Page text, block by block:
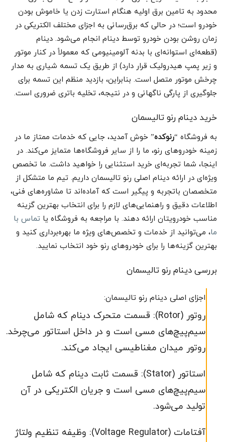
محدود به تامین برق اولیه هنگام استارت زدن یا خاموش بودن
خودرو است؛ در حالی که برق‌رسانی به اجزای مختلف الکتریکی در
زمان روشن بودن خودرو توسط دینام انجام می‌شود. دینام
(قطعه‌ای استوانه‌ای با بدنه آلومینیومی که معمولاً در کنار موتور
و زیر پمپ هیدرولیک قرار دارد) از طریق یک تسمه شیاری به مدار
چرخش موتور متصل است. بنابراین، بازدید منظم این تسمه برای
جلوگیری از پارگی ناگهانی و در نتیجه، تخلیه باتری ضروری است.
خرید دینام رنو تالیسمان
به فروشگاه “رنوکده” خوش آمدید، جایی که خدمات ممتاز ما در
زمینه خودروهای رنو، ما را از سایر فروشگاه‌ها متمایز می‌کند. در
اینجا، شما تجربه‌ای خرید استثنایی را خواهید داشت. ما تخصص
ویژه‌ای در ارائه دینام اصلی رنو تالیسمان داریم. تیم ما متشکل از
متخصصان باتجربه و پیگیر است که آماده‌اند تا مشاوره‌های فنی،
اطلاعات دقیق و راهنمایی‌های لازم را برای انتخاب بهترین گزینه
مناسب خودرویتان ارائه دهند. با مراجعه به فروشگاه یاتماس با
ما، می‌توانید از خدمات و تخصص‌های ویژه ما بهره‌برداری کنید و
بهترین گزینه‌ها را برای خودروهای رنو خود انتخاب نمایید.
بررسی دینام رنو تالیسمان
اجزای اصلی دینام رنو تالیسمان:
روتور (Rotor): قسمت متحرک دینام که شامل
سیم‌پیچ‌های مسی است و در داخل استاتور می‌چرخد.
روتور میدان مغناطیسی ایجاد می‌کند.
استاتور (Stator): قسمت ثابت دینام که شامل
سیم‌پیچ‌های مسی است و جریان الکتریکی در آن
تولید می‌شود.
آفتامات (Voltage Regulator): وظیفه تنظیم ولتاژ